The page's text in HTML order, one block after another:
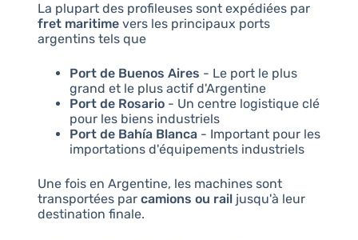
La plupart des profileuses sont expédiées par
fret maritimevers les principaux ports
argentins tels que
Port de Buenos Aires - Le port le plus
grand et le plus actif d'Argentine
Port de Rosario- Un centre logistique clé
pour les biens industriels
Port de Bahía Blanca- Important pour les
importations d'équipements industriels
Une fois en Argentine, les machines sont
transportées par camions ou railjusqu'à leur
destination finale.